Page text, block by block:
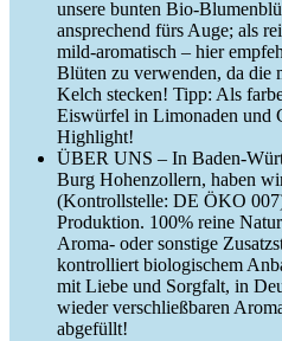
unsere bunten Bio-
ansprechend fürs Auge; als
mild-aromatisch – hier
Blüten zu verwenden, da die
Kelch stecken! Tipp: Als
Eiswürfel in Limonaden und
Highlight!
ÜBER UNS – In Baden-
Burg Hohenzollern, haben
(Kontrollstelle: DE ÖKO
Produktion. 100% reine
Aroma- oder sonstige
kontrolliert biologischem
mit Liebe und Sorgfalt, in
wieder verschließbaren
abgefüllt!